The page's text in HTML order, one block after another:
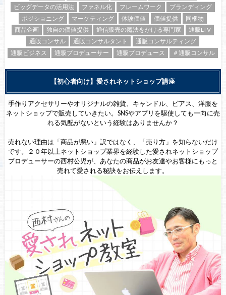
ビッグデータの活用法
ファネル化 フレームワーク
ブランディング
ポジショニング
マーケティング 体験価値 価値提供
同梱物
商品企画
独自の価値提供 通信販売の魔法をかける専門家
通販LTV
通販コンサル
通販コンサルタント
通販コンサルティング
通販ビジネス
通販プロデューサー 通販プロデュース ＃通販コンサル
【初心者向け】愛されネットショップ講座
手作りアクセサリーやオリジナルの雑貨、キャンドル、ピアス、洋服を
ネットショップで販売していきたい。SNSやアプリを駆使しても一向に売
れる気配がないという経験はありませんか？
売れない理由は「商品が悪い」訳ではなく、「売り方」を知らないだけ
です。２０年以上ネットショップ業界を経験した愛されネットショップ
プロデューサーの西村公児が、あなたの商品がお友達やお客様にもっと
売れて愛される秘訣をお伝えします。